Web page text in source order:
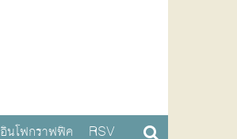
อินโฟกราฟฟิค RSV